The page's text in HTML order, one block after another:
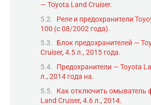
— Toyota Land Cruiser.
Реле и предохранители
100 (c 08/2002 года).
Блок предохранителей —
Cruiser, 4.5 л., 2015 года.
Предохранители — Toyota
л., 2014 года на.
Как отключить омыватель
Land Cruiser, 4.6 л., 2014.